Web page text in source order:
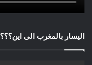
اليسار بالمغرب الى اين؟؟؟